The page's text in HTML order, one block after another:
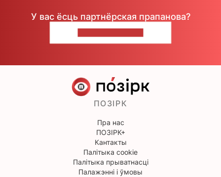
У вас ёсць партнёрская прапанова?
ПОЗІРК
Пра нас
ПОЗІРК+
Кантакты
Палітыка cookie
Палітыка прыватнасці
Палажэнні і ўмовы